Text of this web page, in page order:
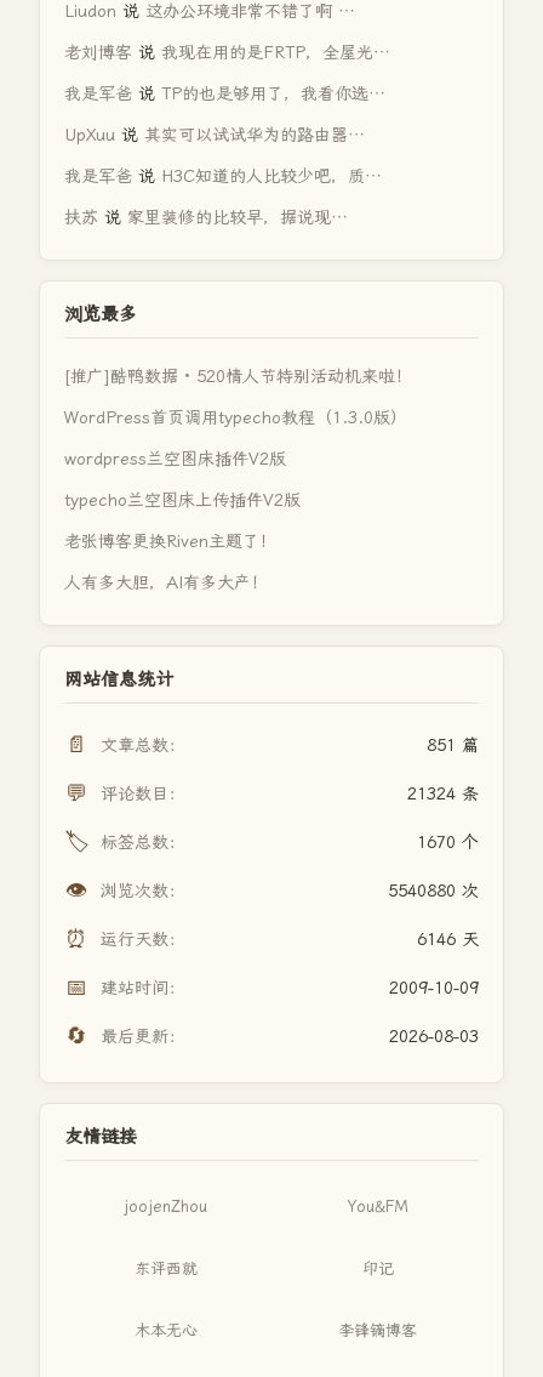
Liudon 说 这办公环境非常不错了啊 …
老刘博客 说 我现在用的是FRTP，全屋光…
我是军爸 说 TP的也是够用了，我看你选…
UpXuu 说 其实可以试试华为的路由器…
我是军爸 说 H3C知道的人比较少吧，质…
扶苏 说 家里装修的比较早，据说现…
浏览最多
[推广]酷鸭数据 · 520情人节特别活动机来啦！
WordPress首页调用typecho教程（1.3.0版）
wordpress兰空图床插件V2版
typecho兰空图床上传插件V2版
老张博客更换Riven主题了！
人有多大胆，AI有多大产！
网站信息统计
📄 文章总数： 851 篇
💬 评论数目： 21324 条
🏷️ 标签总数： 1670 个
👁️ 浏览次数： 5540880 次
⏰ 运行天数： 6146 天
📅 建站时间： 2009-10-09
🔄 最后更新： 2026-08-03
友情链接
joojenZhou You&FM
东评西就 印记
木本无心 李锋镝博客